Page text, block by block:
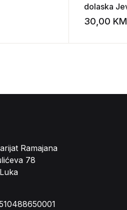
Add to wishlist
dolaska
Hercegovinu
30,00 KM
Ramajana
78